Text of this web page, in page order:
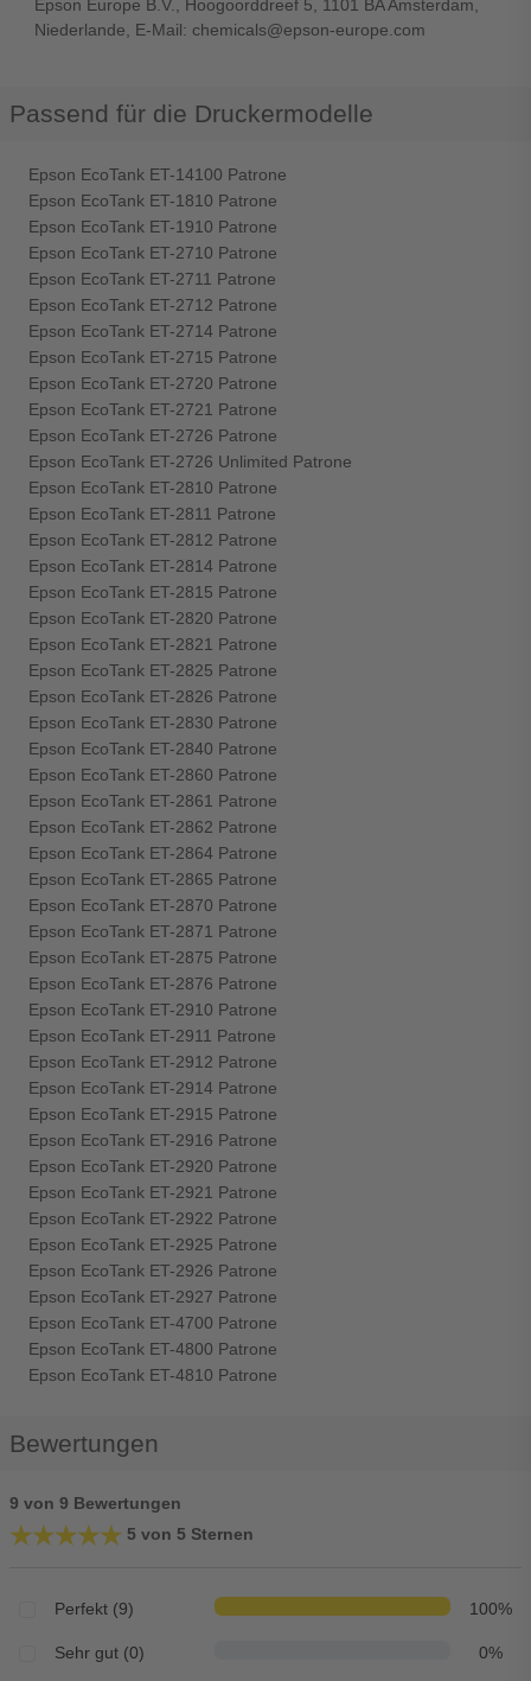
Epson Europe B.V., Hoogoorddreef 5, 1101 BA Amsterdam,
Niederlande, E-Mail: chemicals@epson-europe.com
Passend für die Druckermodelle
Epson EcoTank ET-14100 Patrone
Epson EcoTank ET-1810 Patrone
Epson EcoTank ET-1910 Patrone
Epson EcoTank ET-2710 Patrone
Epson EcoTank ET-2711 Patrone
Epson EcoTank ET-2712 Patrone
Epson EcoTank ET-2714 Patrone
Epson EcoTank ET-2715 Patrone
Epson EcoTank ET-2720 Patrone
Epson EcoTank ET-2721 Patrone
Epson EcoTank ET-2726 Patrone
Epson EcoTank ET-2726 Unlimited Patrone
Epson EcoTank ET-2810 Patrone
Epson EcoTank ET-2811 Patrone
Epson EcoTank ET-2812 Patrone
Epson EcoTank ET-2814 Patrone
Epson EcoTank ET-2815 Patrone
Epson EcoTank ET-2820 Patrone
Epson EcoTank ET-2821 Patrone
Epson EcoTank ET-2825 Patrone
Epson EcoTank ET-2826 Patrone
Epson EcoTank ET-2830 Patrone
Epson EcoTank ET-2840 Patrone
Epson EcoTank ET-2860 Patrone
Epson EcoTank ET-2861 Patrone
Epson EcoTank ET-2862 Patrone
Epson EcoTank ET-2864 Patrone
Epson EcoTank ET-2865 Patrone
Epson EcoTank ET-2870 Patrone
Epson EcoTank ET-2871 Patrone
Epson EcoTank ET-2875 Patrone
Epson EcoTank ET-2876 Patrone
Epson EcoTank ET-2910 Patrone
Epson EcoTank ET-2911 Patrone
Epson EcoTank ET-2912 Patrone
Epson EcoTank ET-2914 Patrone
Epson EcoTank ET-2915 Patrone
Epson EcoTank ET-2916 Patrone
Epson EcoTank ET-2920 Patrone
Epson EcoTank ET-2921 Patrone
Epson EcoTank ET-2922 Patrone
Epson EcoTank ET-2925 Patrone
Epson EcoTank ET-2926 Patrone
Epson EcoTank ET-2927 Patrone
Epson EcoTank ET-4700 Patrone
Epson EcoTank ET-4800 Patrone
Epson EcoTank ET-4810 Patrone
Bewertungen
9 von 9 Bewertungen
★★★★★
★★★★★ 5 von 5 Sternen
Perfekt (9) 100%
Sehr gut (0) 0%